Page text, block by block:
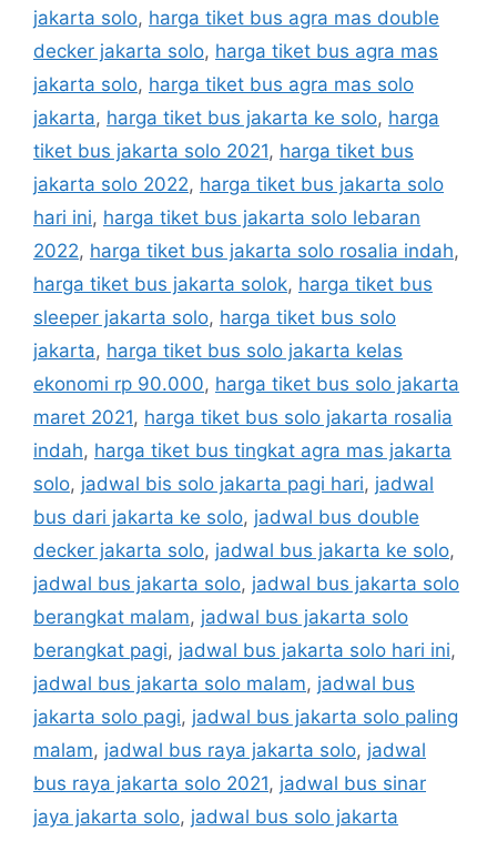
jakarta solo, harga tiket bus agra mas double
decker jakarta solo, harga tiket bus agra mas
jakarta solo, harga tiket bus agra mas solo
jakarta, harga tiket bus jakarta ke solo, harga
tiket bus jakarta solo 2021, harga tiket bus
jakarta solo 2022, harga tiket bus jakarta solo
hari ini, harga tiket bus jakarta solo lebaran
2022, harga tiket bus jakarta solo rosalia indah,
harga tiket bus jakarta solok, harga tiket bus
sleeper jakarta solo, harga tiket bus solo
jakarta, harga tiket bus solo jakarta kelas
ekonomi rp 90.000, harga tiket bus solo jakarta
maret 2021, harga tiket bus solo jakarta rosalia
indah, harga tiket bus tingkat agra mas jakarta
solo, jadwal bis solo jakarta pagi hari, jadwal
bus dari jakarta ke solo, jadwal bus double
decker jakarta solo, jadwal bus jakarta ke solo,
jadwal bus jakarta solo, jadwal bus jakarta solo
berangkat malam, jadwal bus jakarta solo
berangkat pagi, jadwal bus jakarta solo hari ini,
jadwal bus jakarta solo malam, jadwal bus
jakarta solo pagi, jadwal bus jakarta solo paling
malam, jadwal bus raya jakarta solo, jadwal
bus raya jakarta solo 2021, jadwal bus sinar
jaya jakarta solo, jadwal bus solo jakarta